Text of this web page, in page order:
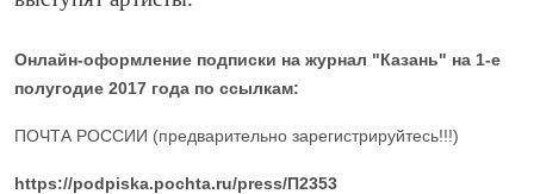
Онлайн-оформление подписки на журнал "Казань" на 1-е
полугодие 2017 года по ссылкам:
ПОЧТА РОССИИ (предварительно зарегистрируйтесь!!!)
https://podpiska.pochta.ru/press/П2353